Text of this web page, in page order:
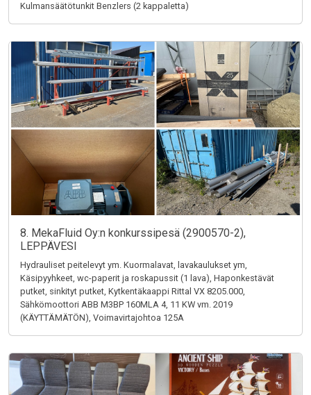
Kulmansäätötunkit Benzlers (2 kappaletta)
8. MekaFluid Oy:n konkurssipesä (2900570-2),
LEPPÄVESI
Hydrauliset peitelevyt ym. Kuormalavat, lavakaulukset ym,
Käsipyyhkeet, wc-paperit ja roskapussit (1 lava), Haponkestävät
putket, sinkityt putket, Kytkentäkaappi Rittal VX 8205.000,
Sähkömoottori ABB M3BP 160MLA 4, 11 KW vm. 2019
(KÄYTTÄMÄTÖN), Voimavirtajohtoa 125A